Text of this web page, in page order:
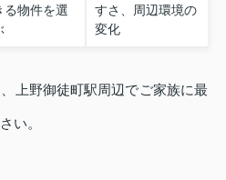
る物件を選
すさ、周辺環境の
変化
上野御徒町駅周辺でご家族に最
い。